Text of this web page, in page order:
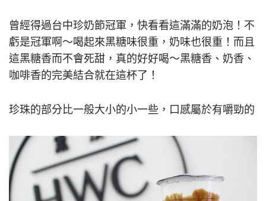
曾經得過台中珍奶節冠軍，快看看這滿滿的奶泡！不
虧是冠軍啊～喝起來黑糖味很重，奶味也很重！而且
這黑糖香而不會死甜，真的好好喝～黑糖香、奶香、
咖啡香的完美結合就在這杯了！
珍珠的部分比一般大小的小一些，口感屬於有嚼勁的